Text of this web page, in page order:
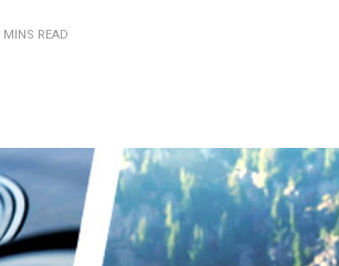
MINS READ